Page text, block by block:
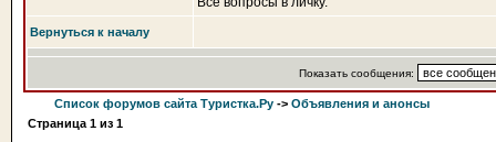
Вернуться к началу
Показать сообщения:
Список форумов сайта Туристка.Ру -> Объявления и анонсы
Страница 1 из 1